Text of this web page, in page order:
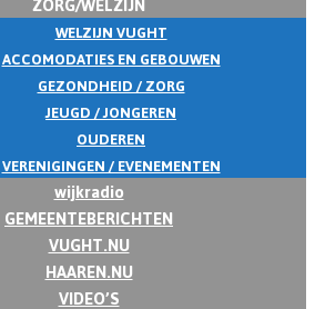
WELZIJN VUGHT
ACCOMODATIES EN GEBOUWEN
GEZONDHEID / ZORG
JEUGD / JONGEREN
OUDEREN
VERENIGINGEN / EVENEMENTEN
wijkradio
GEMEENTEBERICHTEN
VUGHT.NU
HAAREN.NU
VIDEO’S